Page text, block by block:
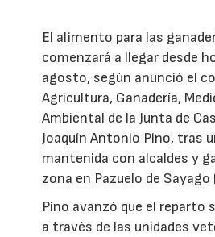
El alimento para las
comenzará a llegar desde
agosto, según anunció el
Agricultura, Ganadería,
Ambiental de la Junta de
Joaquín Antonio Pino, tras
mantenida con alcaldes y
zona en Pazuelo de Sayago
Pino avanzó que el reparto
a través de las unidades